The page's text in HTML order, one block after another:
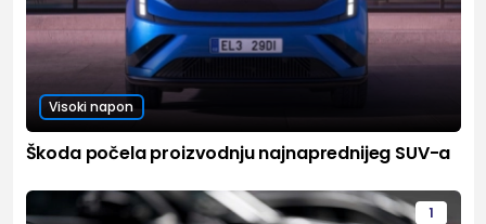
Visoki napon
Škoda počela proizvodnju najnaprednijeg SUV-a
1